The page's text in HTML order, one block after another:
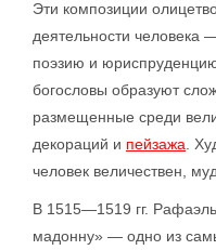
Эти композиции
деятельности
поэзию и
богословы образуют
размещенные среди
декораций и пейзажа.
человек величествен,
В 1515—1519 гг.
мадонну» — одно из